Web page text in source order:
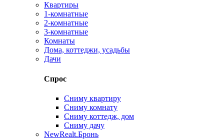
Квартиры
1-комнатные
2-комнатные
3-комнатные
Комнаты
Дома, коттеджи, усадьбы
Дачи
Спрос
Сниму квартиру
Сниму комнату
Сниму коттедж, дом
Сниму дачу
NewRealt.Бронь